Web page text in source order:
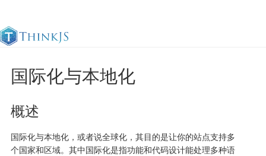
官方文档 更新日志
国际化与本地化
概述
国际化与本地化，或者说全球化，其目的是让你的站点支持多
个国家和区域。其中国际化是指功能和代码设计能处理多种语